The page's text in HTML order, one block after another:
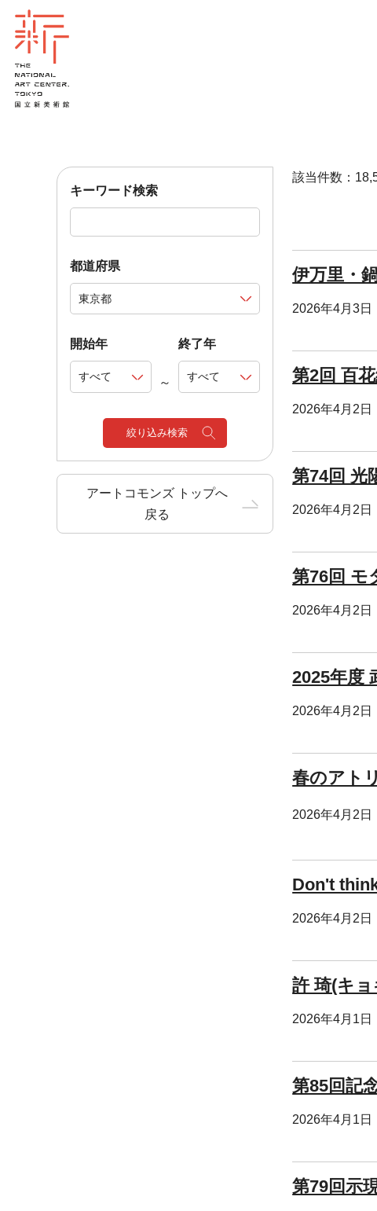
キーワード検索
都道府県
開始年
～
終了年
絞り込み検索
アートコモンズ トップへ
戻る
該当件数：
伊万里・
2026年4月3日
第2回 百
2026年4月2日
第74回 光
2026年4月2日
第76回 モ
2026年4月2日
2025年度
2026年4月2日
春のアト
2026年4月2日
Don't
2026年4月2日
許 琦(キョ
2026年4月1日
第85回記
2026年4月1日
第79回示